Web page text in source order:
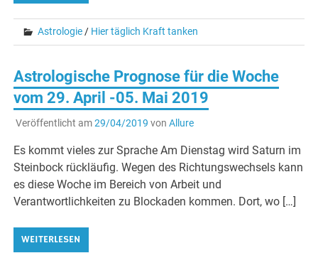
Astrologie/ Hier täglich Kraft tanken
Astrologische Prognose für die Woche
vom 29. April -05. Mai 2019
Veröffentlicht am29/04/2019 von Allure
Es kommt vieles zur Sprache Am Dienstag wird Saturn im
Steinbock rückläufig. Wegen des Richtungswechsels kann
es diese Woche im Bereich von Arbeit und
Verantwortlichkeiten zu Blockaden kommen. Dort, wo […]
WEITERLESEN